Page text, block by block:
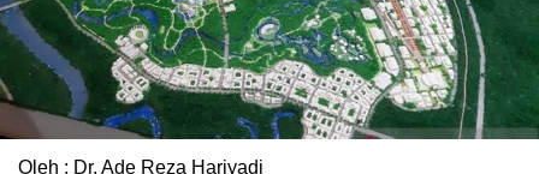
Oleh : Dr. Ade Reza Hariyadi